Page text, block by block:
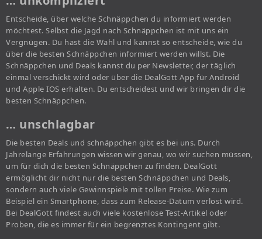
Entscheide, über welche Schnäppchen du informiert werden
möchtest. Selbst die Jagd nach Schnäppchen ist mit uns ein
Vergnügen. Du hast die Wahl und kannst so entscheide, wie du
über die besten Schnäppchen informiert werden willst. Die
Schnäppchen und Deals kannst du per Newsletter, der täglich
einmal verschickt wird oder über die DealGott App für Android
und Apple IOS erhalten. Du entscheidest und wir bringen dir die
besten Schnäppchen.
… unschlagbar
Die besten Deals und schnäppchen gibt es bei uns. Durch
Jahrelange Erfahrungen wissen wir genau, wo wir suchen müssen,
um für dich die besten Schnäppchen zu finden. DealGott
ermöglicht dir nicht nur die besten Schnäppchen und Deals,
sondern auch viele Gewinnspiele mit tollen Preise. Wie zum
Beispiel ein Smartphone, dass zum Release-Datum verlost wird.
Bei DealGott findest auch viele kostenlose Test-Artikel oder
Proben, die es immer für ein begrenztes Kontingent gibt.